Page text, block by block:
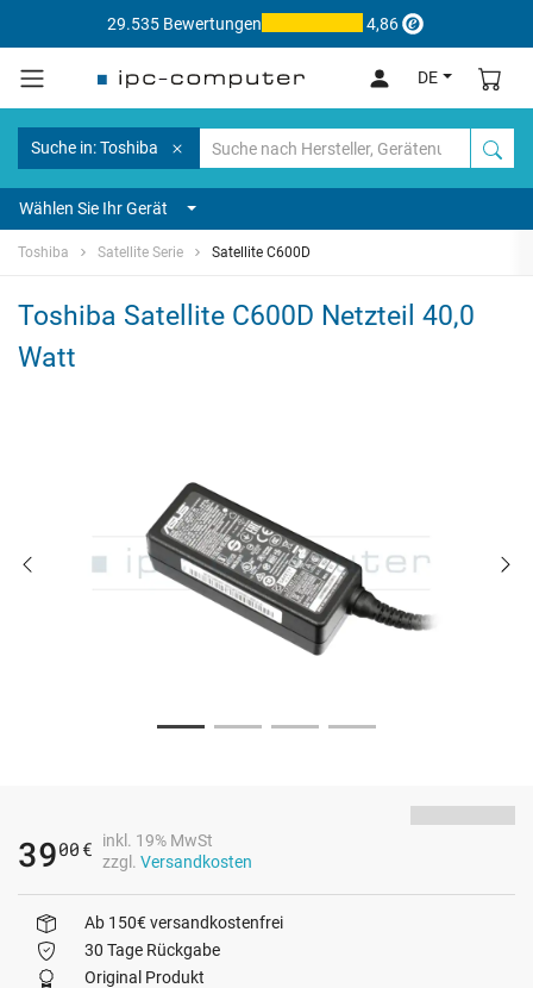
29.535 Bewertungen 4,86
DE
Suche in: Toshiba
Wählen Sie Ihr Gerät
Toshiba Satellite Serie Satellite C600D
Toshiba Satellite C600D Netzteil 40,0
Watt
3900 €
inkl. 19% MwSt
zzgl. Versandkosten
Ab 150€ versandkostenfrei
30 Tage Rückgabe
Original Produkt